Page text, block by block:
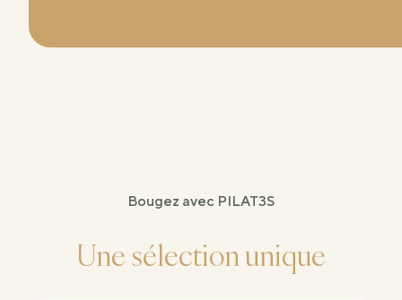
Bougez avec PILAT3S
Une sélection unique